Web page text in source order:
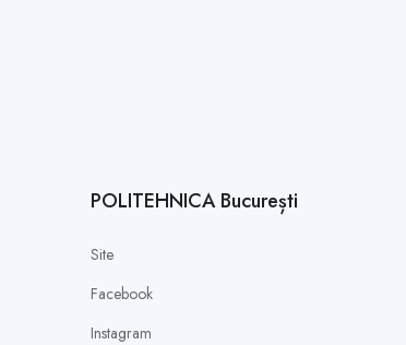
POLITEHNICA București
Site
Facebook
Instagram